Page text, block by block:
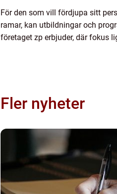
För den som vill fördjupa sitt
ramar, kan utbildningar och
företaget zp erbjuder, där fokus
Fler nyheter